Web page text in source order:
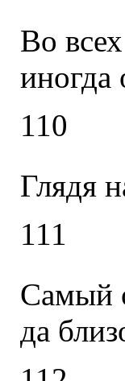
Во
иногда
110
Глядя
111
Самый
да